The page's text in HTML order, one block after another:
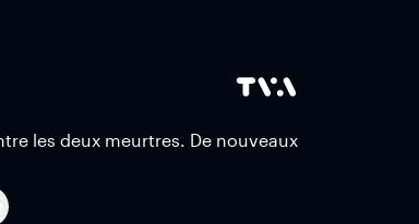
les deux meurtres. De nouveaux